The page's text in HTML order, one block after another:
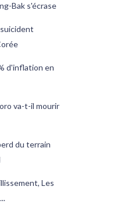
Bak s'écrase
d'inflation en
va-t-il mourir
du terrain
Les